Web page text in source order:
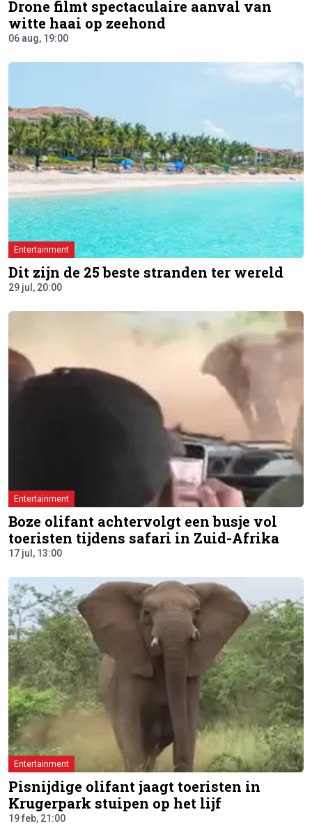
Drone filmt spectaculaire aanval van
witte haai op zeehond
06 aug, 19:00
Entertainment
Dit zijn de 25 beste stranden ter wereld
29 jul, 20:00
Entertainment
Boze olifant achtervolgt een busje vol
toeristen tijdens safari in Zuid-Afrika
17 jul, 13:00
Entertainment
Pisnijdige olifant jaagt toeristen in
Krugerpark stuipen op het lijf
19 feb, 21:00